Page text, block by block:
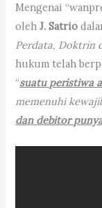
Mengenai
olehJ. Satrio
Perdata, Doktrin
hukum telah
“suatu peristiwa
memenuhi
dan debitor